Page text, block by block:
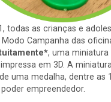
todas as crianças e
Campanha das
, uma miniatura
em 3D. A
uma medalha, dentre as
empreendedor.